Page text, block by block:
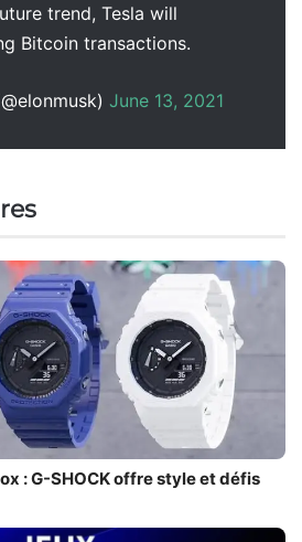
trend, Tesla will
Bitcoin transactions.
June 13, 2021
: G-SHOCK offre style et défis